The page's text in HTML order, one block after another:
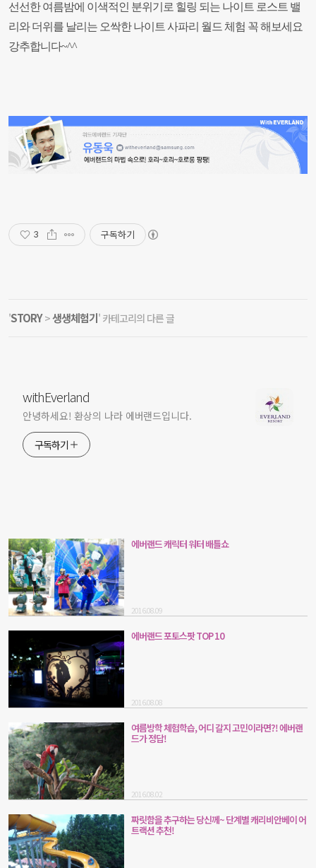
선선한 여름밤에 이색적인 분위기로 힐링 되는 나이트 로스트 밸
리와 더위를 날리는 오싹한 나이트 사파리 월드 체험 꼭 해보세요
강추합니다~^^
3 구독하기
'STORY>생생체험기' 카테고리의 다른 글
withEverland
안녕하세요! 환상의 나라 에버랜드입니다.
구독하기
에버랜드 캐릭터 워터 배틀쇼
2016.08.09
에버랜드 포토스팟 TOP 10
2016.08.08
여름방학 체험학습, 어디 갈지 고민이라면?! 에버랜
드가 정답!
2016.08.02
짜릿함을 추구하는 당신께~ 단계별 캐리비안베이 어
트랙션 추천!